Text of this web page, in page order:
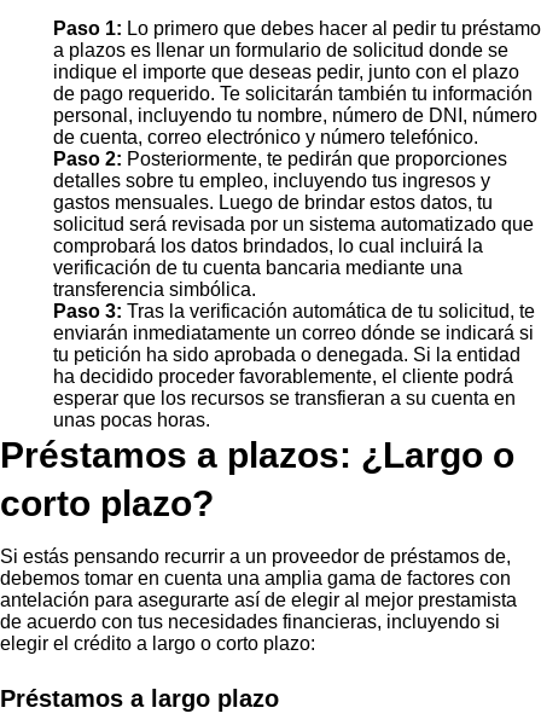
Paso 1: Lo primero que debes hacer al pedir tu préstamo
a plazos es llenar un formulario de solicitud donde se
indique el importe que deseas pedir, junto con el plazo
de pago requerido. Te solicitarán también tu información
personal, incluyendo tu nombre, número de DNI, número
de cuenta, correo electrónico y número telefónico.
Paso 2: Posteriormente, te pedirán que proporciones
detalles sobre tu empleo, incluyendo tus ingresos y
gastos mensuales. Luego de brindar estos datos, tu
solicitud será revisada por un sistema automatizado que
comprobará los datos brindados, lo cual incluirá la
verificación de tu cuenta bancaria mediante una
transferencia simbólica.
Paso 3: Tras la verificación automática de tu solicitud, te
enviarán inmediatamente un correo dónde se indicará si
tu petición ha sido aprobada o denegada. Si la entidad
ha decidido proceder favorablemente, el cliente podrá
esperar que los recursos se transfieran a su cuenta en
unas pocas horas.
Préstamos a plazos: ¿Largo o
corto plazo?
Si estás pensando recurrir a un proveedor de préstamos de,
debemos tomar en cuenta una amplia gama de factores con
antelación para asegurarte así de elegir al mejor prestamista
de acuerdo con tus necesidades financieras, incluyendo si
elegir el crédito a largo o corto plazo:
Préstamos a largo plazo